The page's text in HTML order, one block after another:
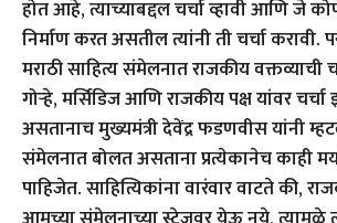
होत आहे, त्याच्याबद्दल चर्चा व्हावी आणि जे
निर्माण करत असतील त्यांनी ती चर्चा करावी.
मराठी साहित्य संमेलनात राजकीय वक्तव्याची
गोर्‍हे, मर्सिडिज आणि राजकीय पक्ष यांवर चर्चा
असतानाच मुख्यमंत्री देवेंद्र फडणवीस यांनी
संमेलनात बोलत असताना प्रत्येकानेच काही
पाहिजेत. साहित्यिकांना वारंवार वाटते की,